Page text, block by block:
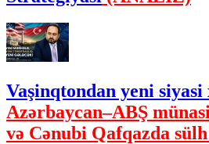
Vaşinqtondan yeni siyasi
Azərbaycan–ABŞ
və Cənubi Qafqazda